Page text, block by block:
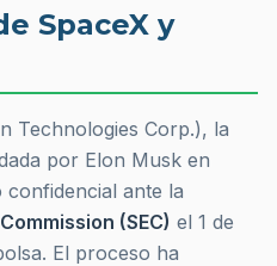
SpaceX y
Technologies Corp.), la
por Elon Musk en
ante la
(SEC) el 1 de
El proceso ha